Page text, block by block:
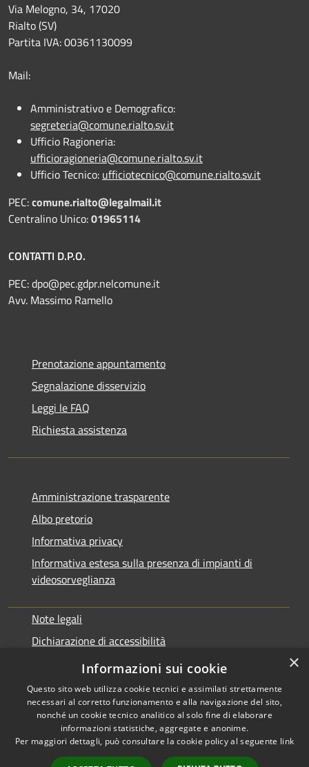
Via Melogno, 34, 17020
Rialto (SV)
Partita IVA: 00361130099
Mail:
Amministrativo e Demografico:
segreteria@comune.rialto.sv.it
Ufficio Ragioneria:
ufficioragioneria@comune.rialto.sv.it
Ufficio Tecnico: ufficiotecnico@comune.rialto.sv.it
PEC:comune.rialto@legalmail.it
Centralino Unico:01965114
CONTATTI D.P.O.
PEC:dpo@pec.gdpr.nelcomune.it
Avv. Massimo Ramello
Prenotazione appuntamento
Segnalazione disservizio
Leggi le FAQ
Richiesta assistenza
Amministrazione trasparente
Albo pretorio
Informativa privacy
Informativa estesa sulla presenza di impianti di
videosorveglianza
Note legali
Dichiarazione di accessibilità
Obbiettivi di accessibilità
Accessibilità
Copyright © 2026 • Comune di
Rialto • Powered by
×
Informazioni sui cookie
Questo sito web utilizza cookie tecnici e assimilati strettamente
necessari al corretto funzionamento e alla navigazione del sito,
nonché un cookie tecnico analitico al solo fine di elaborare
informazioni statistiche, aggregate e anonime.
Per maggiori dettagli, può consultare la cookie policy al seguente link